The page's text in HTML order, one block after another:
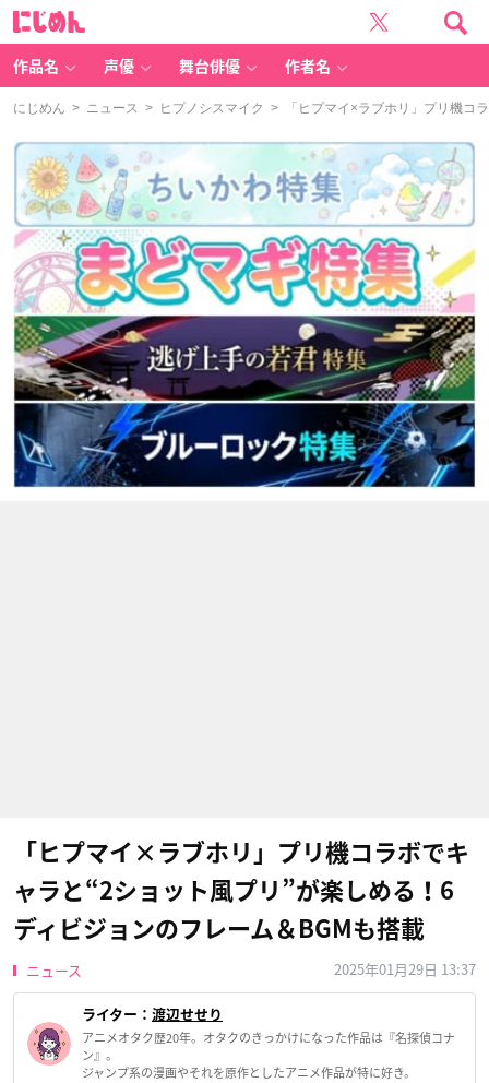
作品名 声優 舞台俳優 作者名
にじめん > ニュース > ヒプノシスマイク > 「ヒプマイ×ラブホリ」プリ機コ
「ヒプマイ×ラブホリ」プリ機コラボでキ
ャラと“2ショット風プリ”が楽しめる！6
ディビジョンのフレーム＆BGMも搭載
ニュース 2025年01月29日 13:37
ライター： 渡辺せせり
アニメオタク歴20年。オタクのきっかけになった作品は『名探偵コナ
ン』。
ジャンプ系の漫画やそれを原作としたアニメ作品が特に好き。